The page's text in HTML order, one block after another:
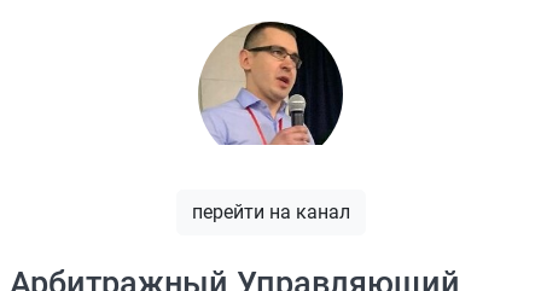
перейти на канал